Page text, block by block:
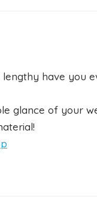
have you
glance of your